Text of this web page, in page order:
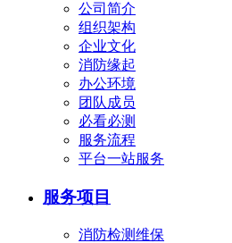
公司简介
组织架构
企业文化
消防缘起
办公环境
团队成员
必看必测
服务流程
平台一站服务
服务项目
消防检测维保